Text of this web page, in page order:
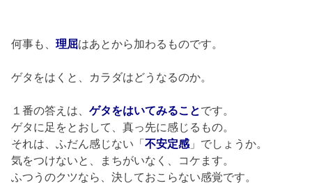
何事も、理屈はあとから加わるものです。
ゲタをはくと、カラダはどうなるのか。
１番の答えは、ゲタをはいてみることです。
ゲタに足をとおして、真っ先に感じるもの。
それは、ふだん感じない「不安定感 」でしょうか。
気をつけないと、まちがいなく、コケます。
ふつうのクツなら、決しておこらない感覚です。